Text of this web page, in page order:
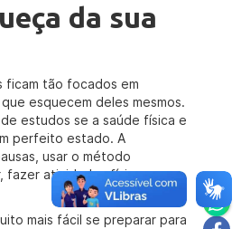
da sua
ficam tão focados em
esquecem deles mesmos.
estudos se a saúde física e
perfeito estado. A
usar o método
fazer atividades físicas e se
mais fácil se preparar para